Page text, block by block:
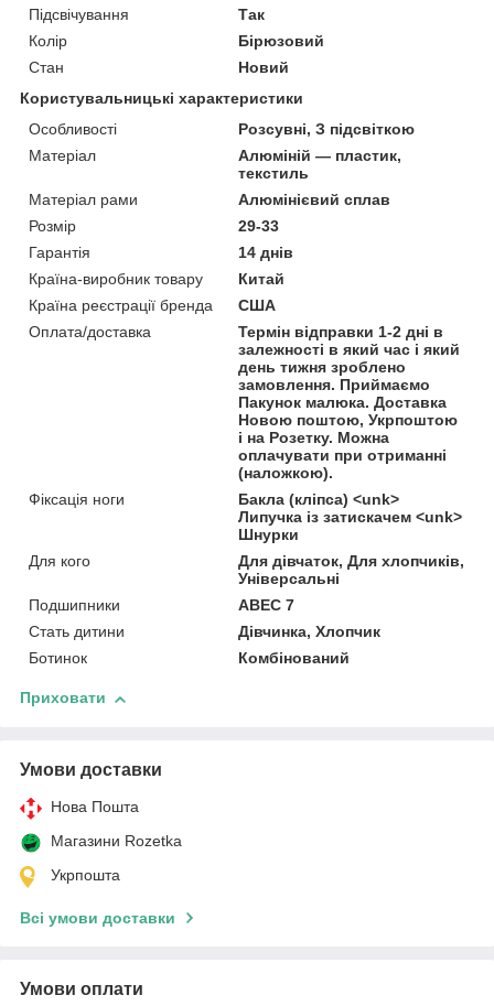
Підсвічування
Так
Колір
Бірюзовий
Стан
Новий
Користувальницькі характеристики
Особливості
Розсувні, З підсвіткою
Матеріал
Алюміній — пластик,
текстиль
Матеріал рами
Алюмінієвий сплав
Розмір
29-33
Гарантія
14 днів
Країна-виробник товару
Китай
Країна реєстрації бренда
США
Оплата/доставка
Термін відправки 1-2 дні в
залежності в який час і який
день тижня зроблено
замовлення. Приймаємо
Пакунок малюка. Доставка
Новою поштою, Укрпоштою
і на Розетку. Можна
оплачувати при отриманні
(наложкою).
Фіксація ноги
Бакла (кліпса) <unk>
Липучка із затискачем <unk>
Шнурки
Для кого
Для дівчаток, Для хлопчиків,
Універсальні
Подшипники
ABEC 7
Стать дитини
Дівчинка, Хлопчик
Ботинок
Комбінований
Приховати
Умови доставки
Нова Пошта
Магазини Rozetka
Укрпошта
Всі умови доставки
Умови оплати